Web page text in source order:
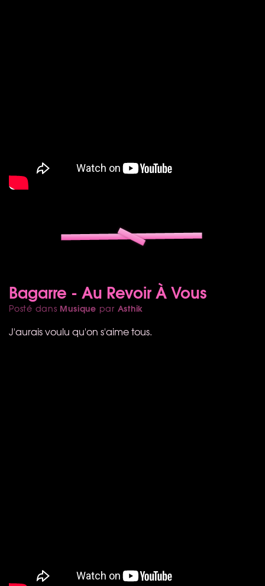
Bagarre - Au Revoir À Vous
Posté dans Musique par Asthik
J'aurais voulu qu'on s'aime tous.